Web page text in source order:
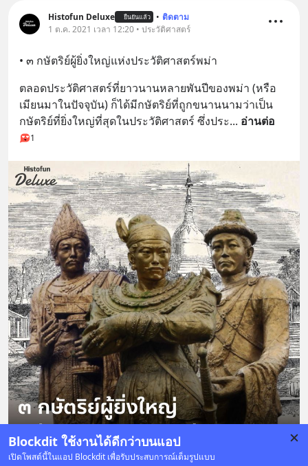
Blockdit ใช้งานได้ดีกว่าบนแอป
เปิดโพสต์นี้ในแอป Blockdit เพื่อรับประสบการณ์เต็มรูปแบบ
Histofun Deluxe ยืนยันแล้ว • ติดตาม
1 ต.ค. 2021 เวลา 12:20 • ประวัติศาสตร์
• ๓ กษัตริย์ผู้ยิ่งใหญ่แห่งประวัติศาสตร์พม่า
ตลอดประวัติศาสตร์ที่ยาวนานหลายพันปีของพม่า (หรือ
เมียนมาในปัจจุบัน) ก็ได้มีกษัตริย์ที่ถูกขนานนามว่าเป็น
กษัตริย์ที่ยิ่งใหญ่ที่สุดในประวัติศาสตร์ ซึ่งประ... อ่านต่อ
1